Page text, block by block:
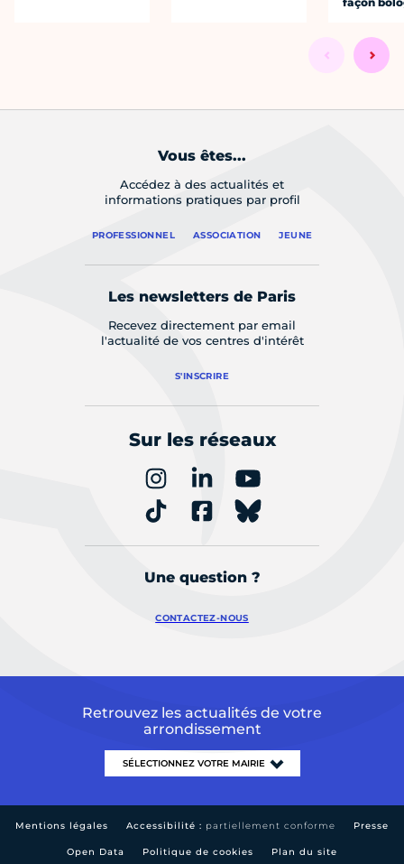
Vous êtes...
Accédez à des actualités et
informations pratiques par profil
PROFESSIONNEL ASSOCIATION JEUNE
Les newsletters de Paris
Recevez directement par email
l'actualité de vos centres d'intérêt
S'INSCRIRE
Sur les réseaux
Une question ?
CONTACTEZ-NOUS
Retrouvez les actualités de votre
arrondissement
Mentions légales Accessibilité : partiellement conforme Presse
Open Data Politique de cookies Plan du site